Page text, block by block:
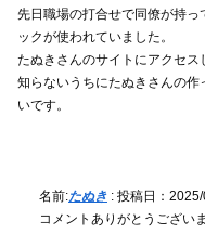
先日職場の打合せで同僚が持
ックが使われていました。
たぬきさんのサイトにアクセス
知らないうちにたぬきさんの
いです。
名前:たぬき : 投稿日：
コメントありがとうござい